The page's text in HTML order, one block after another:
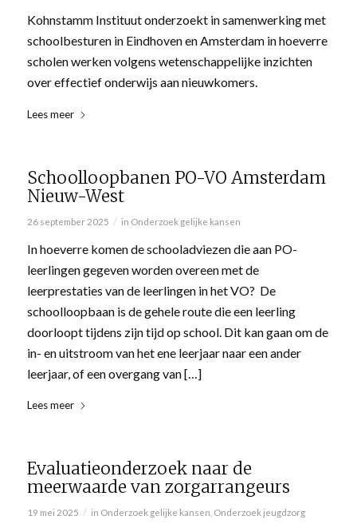
Kohnstamm Instituut onderzoekt in samenwerking met
schoolbesturen in Eindhoven en Amsterdam in hoeverre
scholen werken volgens wetenschappelijke inzichten
over effectief onderwijs aan nieuwkomers.
Lees meer
Schoolloopbanen PO-VO Amsterdam
Nieuw-West
26 september 2025 / in Onderzoek gelijke kansen
In hoeverre komen de schooladviezen die aan PO-
leerlingen gegeven worden overeen met de
leerprestaties van de leerlingen in het VO? De
schoolloopbaan is de gehele route die een leerling
doorloopt tijdens zijn tijd op school. Dit kan gaan om de
in- en uitstroom van het ene leerjaar naar een ander
leerjaar, of een overgang van […]
Lees meer
Evaluatieonderzoek naar de
meerwaarde van zorgarrangeurs
19 mei 2025 / in Onderzoek gelijke kansen Onderzoek jeugdzorg